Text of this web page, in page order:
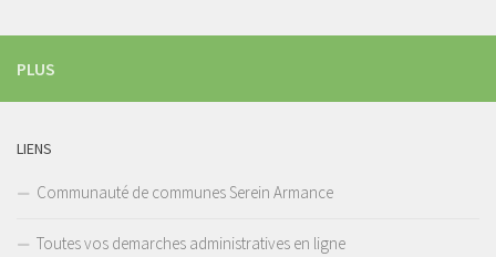
PLUS
LIENS
Communauté de communes Serein Armance
Toutes vos demarches administratives en ligne